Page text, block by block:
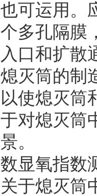
也可运用。
个多孔隔膜
入口和扩散
熄灭筒的制
以使熄灭筒
于对熄灭筒
景。
数显氧指数
关于熄灭筒